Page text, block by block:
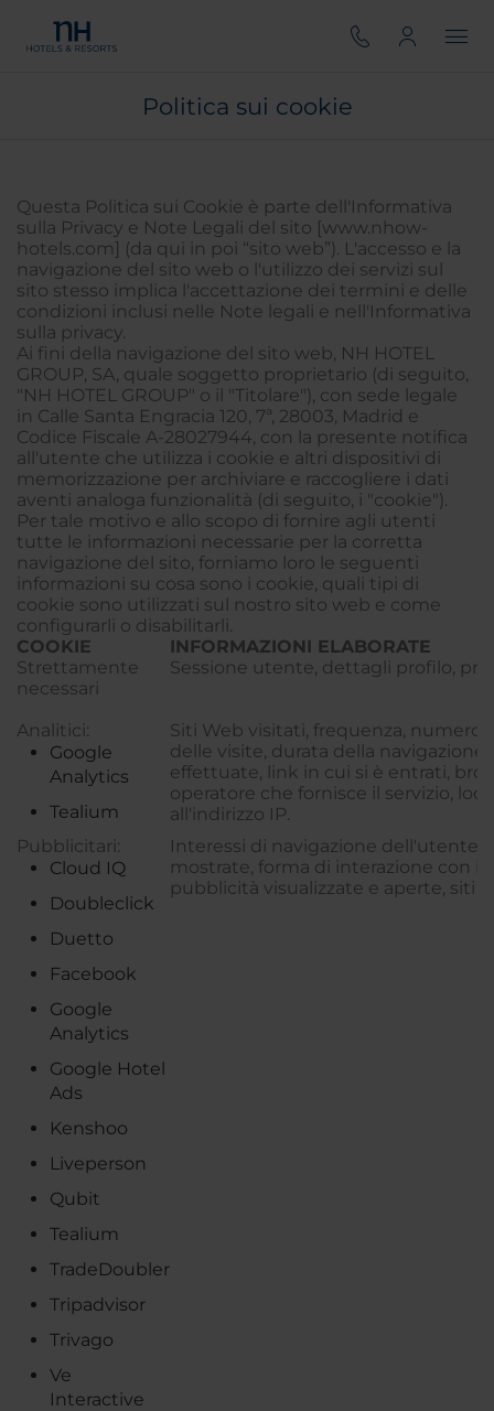
Politica sui cookie
Questa Politica sui Cookie è parte dell'Informativa
sulla Privacy e Note Legali del sito [www.nhow-
hotels.com] (da qui in poi “sito web”). L'accesso e la
navigazione del sito web o l'utilizzo dei servizi sul
sito stesso implica l'accettazione dei termini e delle
condizioni inclusi nelle Note legali e nell'Informativa
sulla privacy.
Ai fini della navigazione del sito web, NH HOTEL
GROUP, SA, quale soggetto proprietario (di seguito,
"NH HOTEL GROUP" o il "Titolare"), con sede legale
in Calle Santa Engracia 120, 7ª, 28003, Madrid e
Codice Fiscale A-28027944, con la presente notifica
all'utente che utilizza i cookie e altri dispositivi di
memorizzazione per archiviare e raccogliere i dati
aventi analoga funzionalità (di seguito, i "cookie").
Per tale motivo e allo scopo di fornire agli utenti
tutte le informazioni necessarie per la corretta
navigazione del sito, forniamo loro le seguenti
informazioni su cosa sono i cookie, quali tipi di
cookie sono utilizzati sul nostro sito web e come
configurarli o disabilitarli.
COOKIE
INFORMAZIONI ELABORATE
Strettamente
necessari
Sessione utente, dettagli profilo,
Analitici:
Google
Analytics
Tealium
Siti Web visitati, frequenza, numero
delle visite, durata della
effettuate, link in cui si è entrati,
operatore che fornisce il servizio,
all'indirizzo IP.
Pubblicitari:
Cloud IQ
Doubleclick
Duetto
Facebook
Google
Analytics
Google Hotel
Ads
Kenshoo
Liveperson
Qubit
Tealium
TradeDoubler
Tripadvisor
Trivago
Ve
Interactive
Interessi di navigazione dell'utente,
mostrate, forma di interazione con il
pubblicità visualizzate e aperte, siti